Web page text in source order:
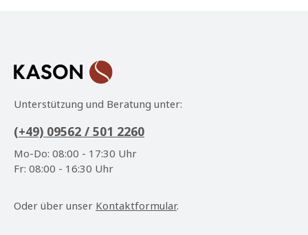
Unterstützung und Beratung unter:
(+49) 09562 / 501 2260
Mo-Do: 08:00 - 17:30 Uhr
Fr: 08:00 - 16:30 Uhr
Oder über unser Kontaktformular.